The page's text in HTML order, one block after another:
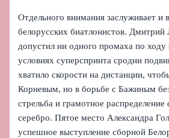
Отдельного внимания заслуживает и
белорусских биатлонистов. Дмитрий
допустил ни одного промаха по ходу
условиях суперспринта сродни
хватило скорости на дистанции,
Корневым, но в борьбе с Бажиным
стрельба и грамотное
серебро. Пятое место Александра
успешное выступление сборной